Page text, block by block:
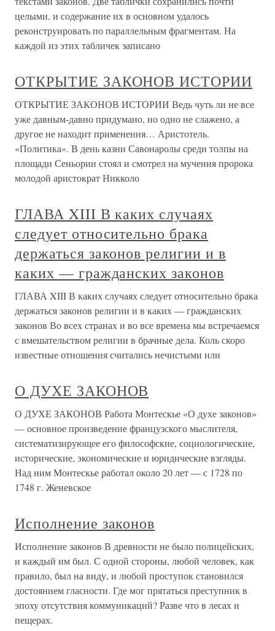
целыми, и содержание их в основном удалось
реконструировать по параллельным фрагментам. На
каждой из этих табличек записано
ОТКРЫТИЕ ЗАКОНОВ ИСТОРИИ
ОТКРЫТИЕ ЗАКОНОВ ИСТОРИИ Ведь чуть ли не все
уже давным-давно придумано, но одно не слажено, а
другое не находит применения… Аристотель.
«Политика». В день казни Савонаролы среди толпы на
площади Сеньории стоял и смотрел на мучения пророка
молодой аристократ Никколо
ГЛАВА XIII В каких случаях
следует относительно брака
держаться законов религии и в
каких — гражданских законов
ГЛАВА XIII В каких случаях следует относительно брака
держаться законов религии и в каких — гражданских
законов Во всех странах и во все времена мы встречаемся
с вмешательством религии в брачные дела. Коль скоро
известные отношения считались нечистыми или
О ДУХЕ ЗАКОНОВ
О ДУХЕ ЗАКОНОВ Работа Монтескье «О духе законов»
— основное произведение французского мыслителя,
систематизирующее его философские, социологические,
исторические, экономические и юридические взгляды.
Над ним Монтескье работал около 20 лет — с 1728 по
1748 г. Женевское
Исполнение законов
Исполнение законов В древности не было полицейских,
и каждый им был. С одной стороны, любой человек, как
правило, был на виду, и любой проступок становился
достоянием гласности. Где мог прятаться преступник в
эпоху отсутствия коммуникаций? Разве что в лесах и
пещерах.